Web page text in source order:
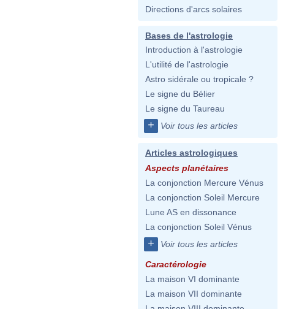
Directions d'arcs solaires
Bases de l'astrologie
Introduction à l'astrologie
L'utilité de l'astrologie
Astro sidérale ou tropicale ?
Le signe du Bélier
Le signe du Taureau
+ Voir tous les articles
Articles astrologiques
Aspects planétaires
La conjonction Mercure Vénus
La conjonction Soleil Mercure
Lune AS en dissonance
La conjonction Soleil Vénus
+ Voir tous les articles
Caractérologie
La maison VI dominante
La maison VII dominante